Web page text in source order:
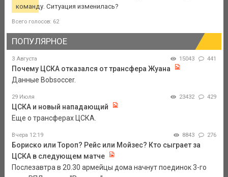
команду. Ситуация изменилась?
Всего голосов: 62
ПОПУЛЯРНОЕ
3 Августа 15043 441
Почему ЦСКА отказался от трансфера Жуана
Данные Bobsoccer.
29 Июля 23432 429
ЦСКА и новый нападающий
Еще о трансферах ЦСКА.
Вчера 12:19 8843 276
Бориско или Тороп? Рейс или Мойзес? Кто сыграет за
ЦСКА в следующем матче
Послезавтра в 20.30 армейцы дома начнут поединок 3-го